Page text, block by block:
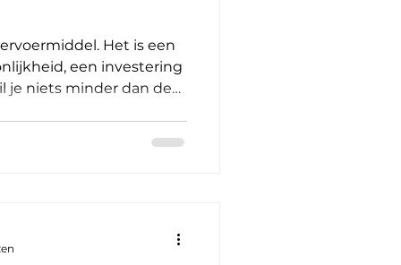
Het is een
een investering
je niets minder dan de
stralen en
bij GM Car Care? Je